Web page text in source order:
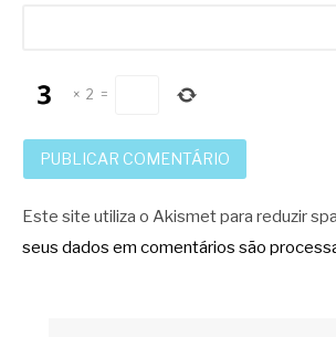
× 2 =
Este site utiliza o Akismet para reduzir
seus dados em comentários são